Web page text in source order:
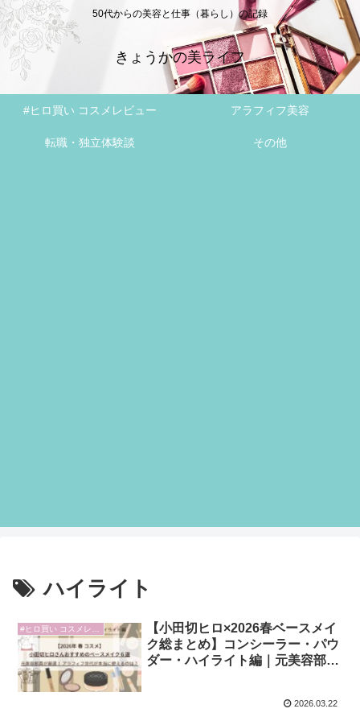
50代からの美容と仕事（暮らし）の記録
きょうかの美ライフ
#ヒロ買い コスメレビュー アラフィフ美容
転職・独立体験談 その他
ハイライト
【小田切ヒロ×2026春ベースメイ
ク総まとめ】コンシーラー・パウ
ダー・ハイライト編｜元美容部員
2026.03.22